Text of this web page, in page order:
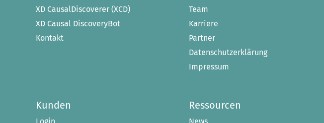
XD CausalDiscoverer (XCD)
XD Causal DiscoveryBot
Kontakt
Team
Karriere
Partner
Datenschutzerklärung
Impressum
Kunden Ressourcen